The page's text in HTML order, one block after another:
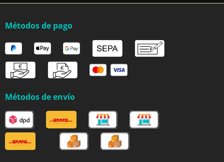
Métodos de pago
Métodos de envío